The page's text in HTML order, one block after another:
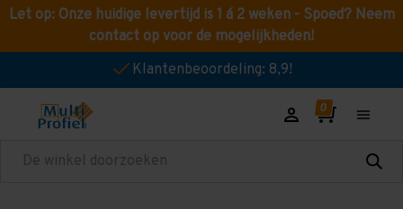
Let op: Onze huidige levertijd is 1 á 2 weken - Spoed? Neem
contact op voor de mogelijkheden!
Klantenbeoordeling: 8,9!
Zoeken